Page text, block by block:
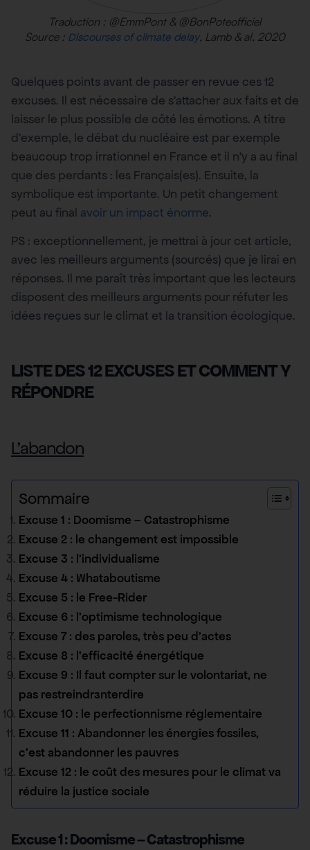
Traduction : @EmmPont & @BonPoteofficiel
Source : Discourses of climate delay, Lamb & al. 2020
Quelques points avant de passer en revue ces 12
excuses. Il est nécessaire de s’attacher aux faits et de
laisser le plus possible de côté les émotions. A titre
d’exemple, le débat du nucléaire est par exemple
beaucoup trop irrationnel en France et il n’y a au final
que des perdants : les Français(es). Ensuite, la
symbolique est importante. Un petit changement
peut au final avoir un impact énorme.
PS : exceptionnellement, je mettrai à jour cet article,
avec les meilleurs arguments (sourcés) que je lirai en
réponses. Il me paraît très important que les lecteurs
disposent des meilleurs arguments pour réfuter les
idées reçues sur le climat et la transition écologique.
LISTE DES 12 EXCUSES ET COMMENT Y
RÉPONDRE
L’abandon
Sommaire
Excuse 1 : Doomisme – Catastrophisme
Excuse 2 : le changement est impossible
Excuse 3 : l’individualisme
Excuse 4 : Whataboutisme
Excuse 5 : le Free-Rider
Excuse 6 : l’optimisme technologique
Excuse 7 : des paroles, très peu d’actes
Excuse 8 : l’efficacité énergétique
Excuse 9 : Il faut compter sur le volontariat, ne
pas restreindre/interdire
Excuse 10 : le perfectionnisme réglementaire
Excuse 11 : Abandonner les énergies fossiles,
c’est abandonner les pauvres
Excuse 12 : le coût des mesures pour le climat va
réduire la justice sociale
Excuse 1 : Doomisme – Catastrophisme